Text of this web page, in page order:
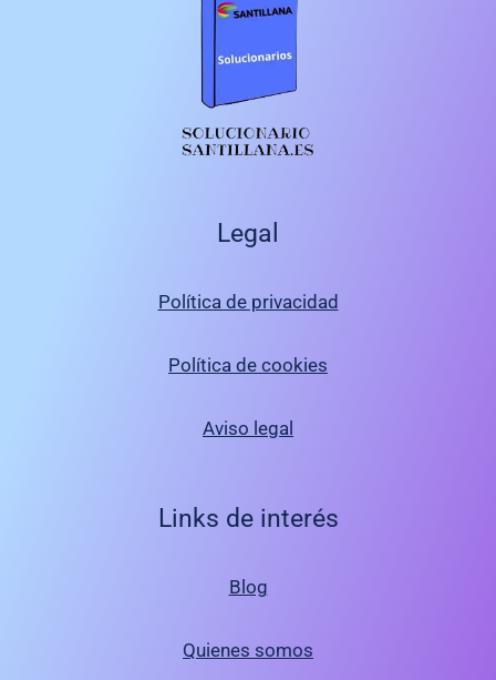
Legal
Política de privacidad
Política de cookies
Aviso legal
Links de interés
Blog
Quienes somos